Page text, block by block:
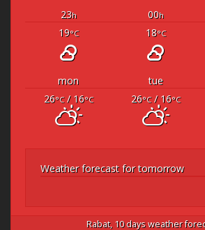
23h 00h
19°C 18°C
mon tue
26°C/ 16°C 26°C/ 16°C
Weather forecast for tomorrow
Rabat,10 days weather